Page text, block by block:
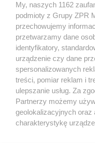
Żaden utwór zamieszczony
rozpowszechniany lub dalej
tym także elektroniczny lub
eksploatacji w jakiejkolwiek
Internecie bez pisemnej
wykorzystanie utworów w
tzn. bez właściwej zgody, jest
ścigane prawnie.
My, naszych 1162
podmioty z Grupy ZPR
przechowujemy
przetwarzamy dane
identyfikatory,
urządzenie czy dane
spersonalizowanych
treści, pomiar reklam i
ulepszanie usług. Za
Partnerzy możemy
geolokalizacyjnych oraz
charakterystykę